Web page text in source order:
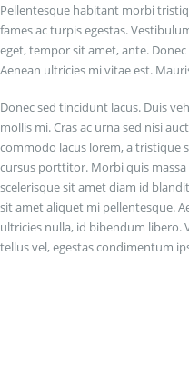
Pellentesque habitant morbi
fames ac turpis egestas.
eget, tempor sit amet, ante.
Aenean ultricies mi vitae est.
Donec sed tincidunt lacus. Duis
mollis mi. Cras ac urna sed nisi
commodo lacus lorem, a tristique
cursus porttitor. Morbi quis
scelerisque sit amet diam id
sit amet aliquet mi pellentesque.
ultricies nulla, id bibendum libero.
tellus vel, egestas condimentum